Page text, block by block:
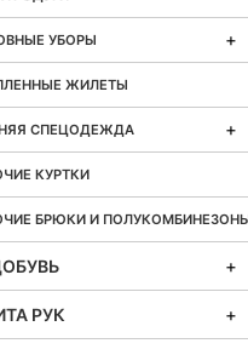
УБОРЫ
ЖИЛЕТЫ
СПЕЦОДЕЖДА
КУРТКИ
БРЮКИ И
РУК